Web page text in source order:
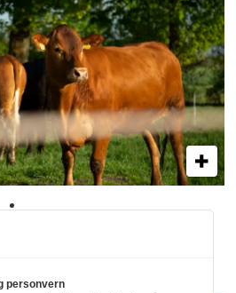
inn
med app
personvern